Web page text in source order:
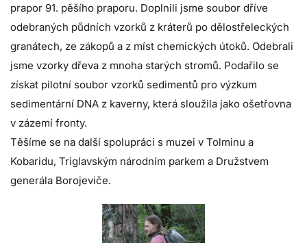
prapor 91. pěšího praporu. Doplnili jsme soubor dříve
odebraných půdních vzorků z kráterů po dělostřeleckých
granátech, ze zákopů a z míst chemických útoků. Odebrali
jsme vzorky dřeva z mnoha starých stromů. Podařilo se
získat pilotní soubor vzorků sedimentů pro výzkum
sedimentární DNA z kaverny, která sloužila jako ošetřovna
v zázemí fronty.
Těšíme se na další spolupráci s muzei v Tolminu a
Kobaridu, Triglavským národním parkem a Družstvem
generála Borojeviče.